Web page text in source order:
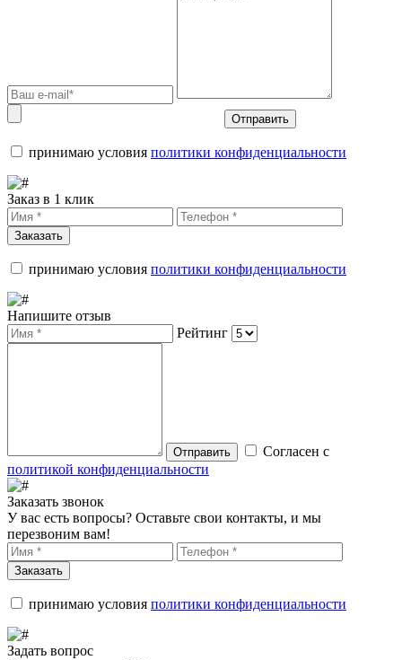
Отправить
принимаю условия политики конфиденциальности
Заказ в 1 клик
Заказать
принимаю условия политики конфиденциальности
Напишите отзыв
Рейтинг
Отправить
Согласен с
политикой конфиденциальности
Заказать звонок
У вас есть вопросы? Оставьте свои контакты, и мы
перезвоним вам!
Заказать
принимаю условия политики конфиденциальности
Задать вопрос